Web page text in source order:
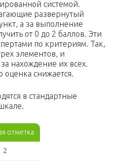
системой.
развернутый
а за выполнение
от 0 до 2 баллов. Эти
по критериям. Так,
элементов, и
нахождение их всех.
снижается.
в стандартные
отметка
2